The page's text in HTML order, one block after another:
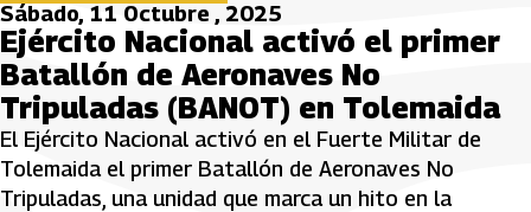
Sábado, 11 Octubre , 2025
Ejército Nacional activó el primer
Batallón de Aeronaves No
Tripuladas (BANOT) en Tolemaida
El Ejército Nacional activó en el Fuerte Militar de
Tolemaida el primer Batallón de Aeronaves No
Tripuladas, una unidad que marca un hito en la